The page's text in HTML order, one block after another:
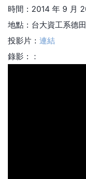
時間：2014 年 9 月
地點：台大資工系德
投影片： 連結
錄影： :